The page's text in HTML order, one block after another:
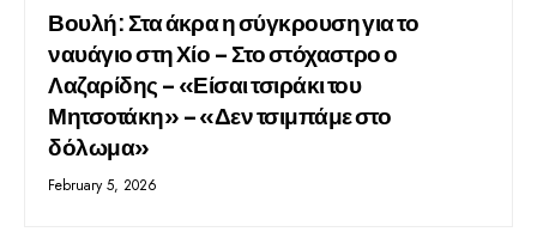
Βουλή: Στα άκρα η σύγκρουση για το
ναυάγιο στη Χίο – Στο στόχαστρο ο
Λαζαρίδης – «Είσαι τσιράκι του
Μητσοτάκη» – «Δεν τσιμπάμε στο
δόλωμα»
February 5, 2026